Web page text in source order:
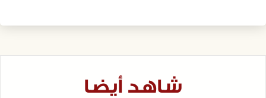
شاهد أيضا